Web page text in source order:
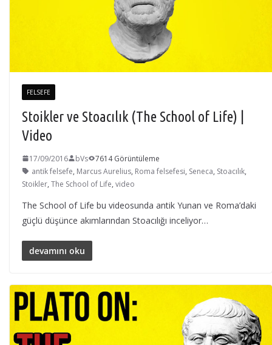
FELSEFE
Stoikler ve Stoacılık (The School of Life) |
Video
17/09/2016 bVs
7614 Görüntüleme
antik felsefe, Marcus Aurelius, Roma felsefesi, Seneca, Stoacılık,
Stoikler, The School of Life, video
The School of Life bu videosunda antik Yunan ve Roma’daki
güçlü düşünce akımlarından Stoacılığı inceliyor…
devamını oku